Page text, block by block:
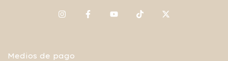
Medios de pago